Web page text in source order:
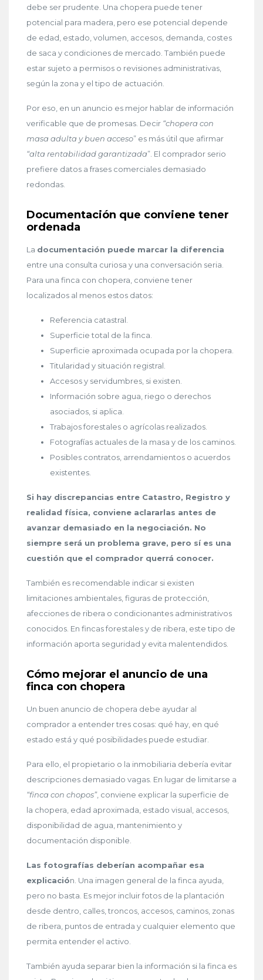
debe ser prudente. Una chopera puede tener
potencial para madera, pero ese potencial depende
de edad, estado, volumen, accesos, demanda, costes
de saca y condiciones de mercado. También puede
estar sujeto a permisos o revisiones administrativas,
según la zona y el tipo de actuación.
Por eso, en un anuncio es mejor hablar de información
verificable que de promesas. Decir “chopera con
masa adulta y buen acceso” es más útil que afirmar
“alta rentabilidad garantizada”. El comprador serio
prefiere datos a frases comerciales demasiado
redondas.
Documentación que conviene tener
ordenada
La documentación puede marcar la diferencia
entre una consulta curiosa y una conversación seria.
Para una finca con chopera, conviene tener
localizados al menos estos datos:
Referencia catastral.
Superficie total de la finca.
Superficie aproximada ocupada por la chopera.
Titularidad y situación registral.
Accesos y servidumbres, si existen.
Información sobre agua, riego o derechos
asociados, si aplica.
Trabajos forestales o agrícolas realizados.
Fotografías actuales de la masa y de los caminos.
Posibles contratos, arrendamientos o acuerdos
existentes.
Si hay discrepancias entre Catastro, Registro y
realidad física, conviene aclararlas antes de
avanzar demasiado en la negociación. No
siempre será un problema grave, pero sí es una
cuestión que el comprador querrá conocer.
También es recomendable indicar si existen
limitaciones ambientales, figuras de protección,
afecciones de ribera o condicionantes administrativos
conocidos. En fincas forestales y de ribera, este tipo de
información aporta seguridad y evita malentendidos.
Cómo mejorar el anuncio de una
finca con chopera
Un buen anuncio de chopera debe ayudar al
comprador a entender tres cosas: qué hay, en qué
estado está y qué posibilidades puede estudiar.
Para ello, el propietario o la inmobiliaria debería evitar
descripciones demasiado vagas. En lugar de limitarse a
“finca con chopos”, conviene explicar la superficie de
la chopera, edad aproximada, estado visual, accesos,
disponibilidad de agua, mantenimiento y
documentación disponible.
Las fotografías deberían acompañar esa
explicación. Una imagen general de la finca ayuda,
pero no basta. Es mejor incluir fotos de la plantación
desde dentro, calles, troncos, accesos, caminos, zonas
de ribera, puntos de entrada y cualquier elemento que
permita entender el activo.
También ayuda separar bien la información si la finca es